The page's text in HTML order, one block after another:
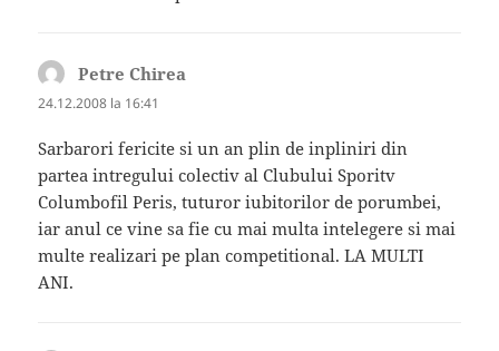
Petre Chirea
24.12.2008 la 16:41
Sarbarori fericite si un an plin de inpliniri din
partea intregului colectiv al Clubului Sporitv
Columbofil Peris, tuturor iubitorilor de porumbei,
iar anul ce vine sa fie cu mai multa intelegere si mai
multe realizari pe plan competitional. LA MULTI
ANI.